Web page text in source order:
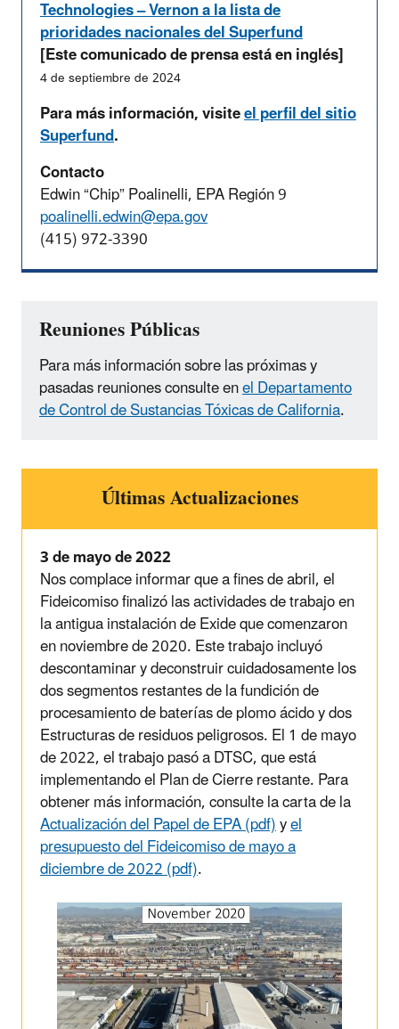
Technologies – Vernon a la lista de
prioridades nacionales del Superfund
[Este comunicado de prensa está en inglés]
4 de septiembre de 2024
Para más información, visiteel perfil del sitio
Superfund.
Contacto
Edwin “Chip” Poalinelli, EPA Región 9
poalinelli.edwin@epa.gov
(415) 972-3390
Reuniones Públicas
Para más información sobre las próximas y
pasadas reuniones consulte enel Departamento
de Control de Sustancias Tóxicas de California.
Últimas Actualizaciones
3 de mayo de 2022
Nos complace informar que a fines de abril, el
Fideicomiso finalizó las actividades de trabajo en
la antigua instalación de Exide que comenzaron
en noviembre de 2020. Este trabajo incluyó
descontaminar y deconstruir cuidadosamente los
dos segmentos restantes de la fundición de
procesamiento de baterías de plomo ácido y dos
Estructuras de residuos peligrosos. El 1 de mayo
de 2022, el trabajo pasó a DTSC, que está
implementando el Plan de Cierre restante. Para
obtener más información, consulte la carta de la
Actualización del Papel de EPA (pdf)yel
presupuesto del Fideicomiso de mayo a
diciembre de 2022 (pdf).